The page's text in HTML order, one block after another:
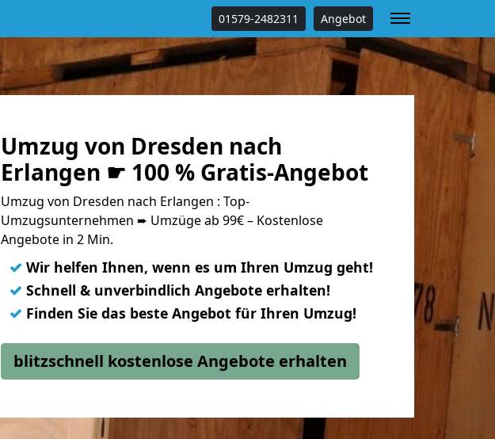
01579-2482311 Angebot
Umzug von Dresden nach
Erlangen ☛ 100 % Gratis-Angebot
Umzug von Dresden nach Erlangen : Top-
Umzugsunternehmen ➨ Umzüge ab 99€ – Kostenlose
Angebote in 2 Min.
✓ Wir helfen Ihnen, wenn es um Ihren Umzug geht!
✓ Schnell & unverbindlich Angebote erhalten!
✓ Finden Sie das beste Angebot für Ihren Umzug!
blitzschnell kostenlose Angebote erhalten